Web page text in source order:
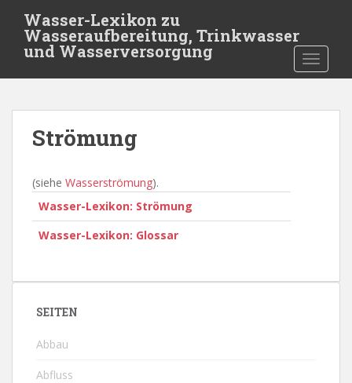
t
Wasser-Lexikon zu
Wasseraufbereitung, Trinkwasser
und Wasserversorgung
Strömung
(siehe Wasserströmung).
Wasser-Lexikon: Strömung
Wasser-Lexikon: Glossar
SEITEN
Abbau
Abfluss